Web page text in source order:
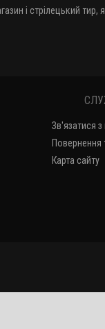
і стрілецький тир,
Зв'язатися
Повернення
Карта сайту